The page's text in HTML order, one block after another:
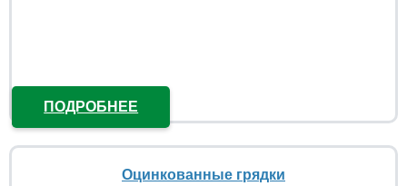
ПОДРОБНЕЕ
Оцинкованные грядки